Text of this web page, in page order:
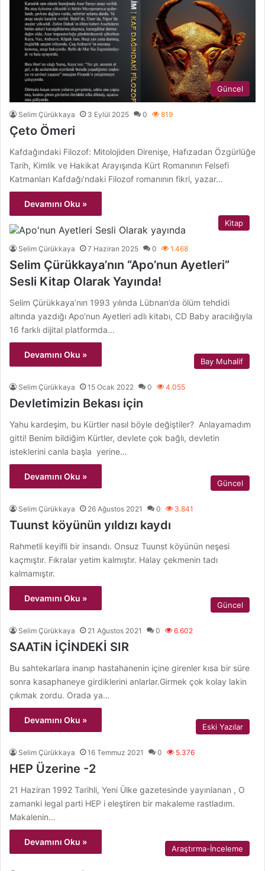
Güncel
Selim Çürükkaya 3 Eylül 2025 0 819
Çeto Ömeri
Kafdağındaki Filozof: Mitolojiden Direnişe, Hafızadan Özgürlüğe
Tarih, Kimlik ve Hakikat Arayışında Kürt Romanının Felsefi
Katmanları Kafdağı’ndaki Filozof romanının fikri, yazar…
Devamını Oku »
Kitap
Selim Çürükkaya 7 Haziran 2025 0 1.468
Selim Çürükkaya’nın “Apo’nun Ayetleri”
Sesli Kitap Olarak Yayında!
Selim Çürükkaya’nın 1993 yılında Lübnan’da ölüm tehdidi
altında yazdığı Apo’nun Ayetleri adlı kitabı, CD Baby aracılığıyla
16 farklı dijital platformda…
Devamını Oku »
Bay Muhalif
Selim Çürükkaya 15 Ocak 2022 0 4.055
Devletimizin Bekası için
Yahu kardeşim, bu Kürtler nasıl böyle değiştiler? Anlayamadım
gitti! Benim bildiğim Kürtler, devlete çok bağlı, devletin
isteklerini canla başla yerine…
Devamını Oku »
Güncel
Selim Çürükkaya 26 Ağustos 2021 0 3.841
Tuunst köyünün yıldızı kaydı
Rahmetli keyifli bir insandı. Onsuz Tuunst köyünün neşesi
kaçmıştır. Fıkralar yetim kalmıştır. Halay çekmenin tadı
kalmamıştır.
Devamını Oku »
Güncel
Selim Çürükkaya 21 Ağustos 2021 0 6.602
SAATiN İÇİNDEKİ SIR
Bu sahtekarlara inanıp hastahanenin içine girenler kısa bir süre
sonra kasaphaneye girdiklerini anlarlar.Girmek çok kolay lakin
çıkmak zordu. Orada ya…
Devamını Oku »
Eski Yazılar
Selim Çürükkaya 16 Temmuz 2021 0 5.376
HEP Üzerine -2
21 Haziran 1992 Tarihli, Yeni Ülke gazetesinde yayınlanan , O
zamanki legal parti HEP i eleştiren bir makaleme rastladım.
Makalenin…
Devamını Oku »
Araştırma-İnceleme